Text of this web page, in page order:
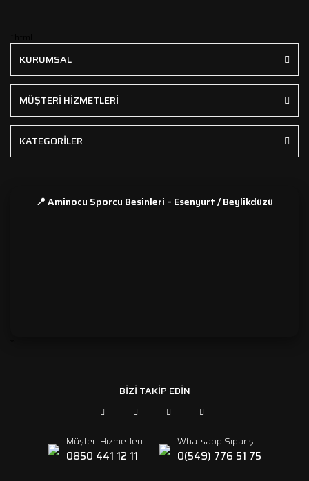
KURUMSAL
MÜŞTERİ HİZMETLERİ
KATEGORİLER
📍 Aminocu Sporcu Besinleri – Esenyurt / Beylikdüzü
BİZİ TAKİP EDİN
Müşteri Hizmetleri
0850 441 12 11
Whatsapp Sipariş
0(549) 776 51 75